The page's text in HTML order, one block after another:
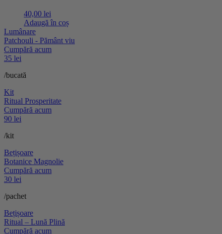
40,00 lei
Adaugă în coș
Lumânare
Patchouli - Pământ viu
Cumpără acum
35 lei
/bucată
Kit
Ritual Prosperitate
Cumpără acum
90 lei
/kit
Bețișoare
Botanice Magnolie
Cumpără acum
30 lei
/pachet
Bețișoare
Ritual – Lună Plină
Cumpără acum